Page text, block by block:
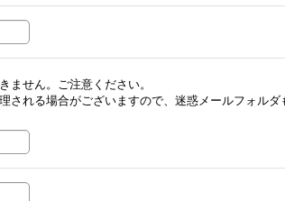
ません。ご注意ください。
される場合がございますので、迷惑メールフォルダ